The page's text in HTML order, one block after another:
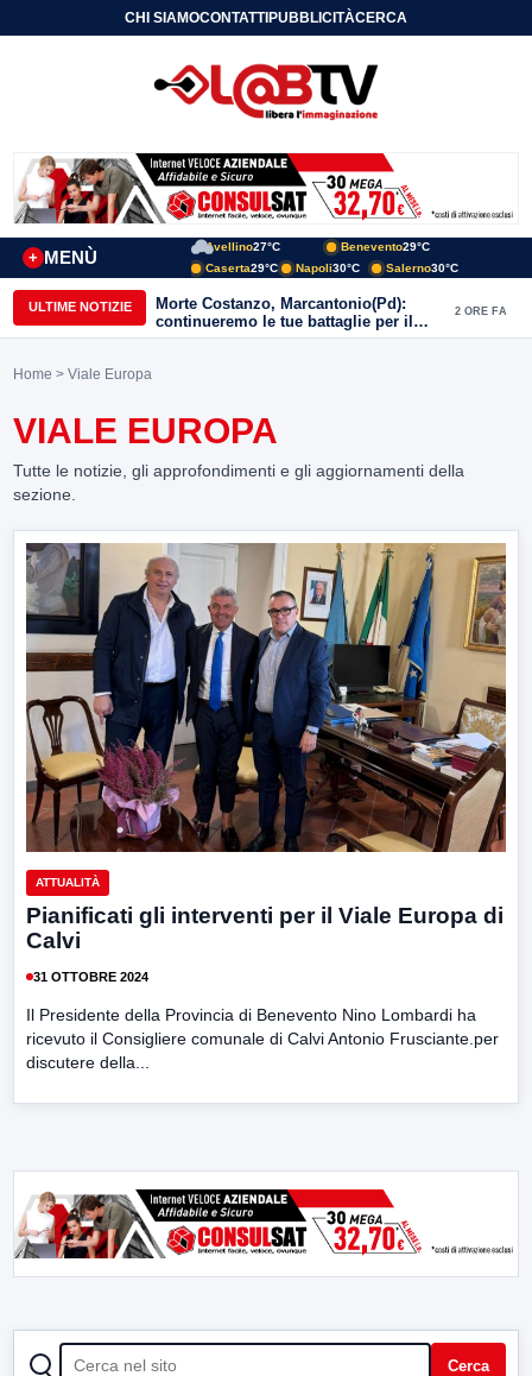
CHI SIAMOCONTATTIPUBBLICITÀCERCA
MENÙ
+
Avellino27°C Benevento29°C
Caserta29°C Napoli30°C Salerno30°C
ULTIME NOTIZIE
Morte Costanzo, Marcantonio(Pd):
continueremo le tue battaglie per il
Sannio
2 ORE FA
Home > Viale Europa
VIALE EUROPA
Tutte le notizie, gli approfondimenti e gli aggiornamenti della
sezione.
ATTUALITÀ
Pianificati gli interventi per il Viale Europa di
Calvi
31 OTTOBRE 2024
Il Presidente della Provincia di Benevento Nino Lombardi ha
ricevuto il Consigliere comunale di Calvi Antonio Frusciante.per
discutere della...
CERCA Cerca